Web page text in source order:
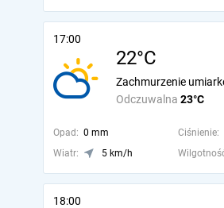
17:00
22°C
Odczuwalna 23°C
Zachmurzenie
Opad: 0 mm Ciśnienie:
Wiatr:
5 km/h
18:00